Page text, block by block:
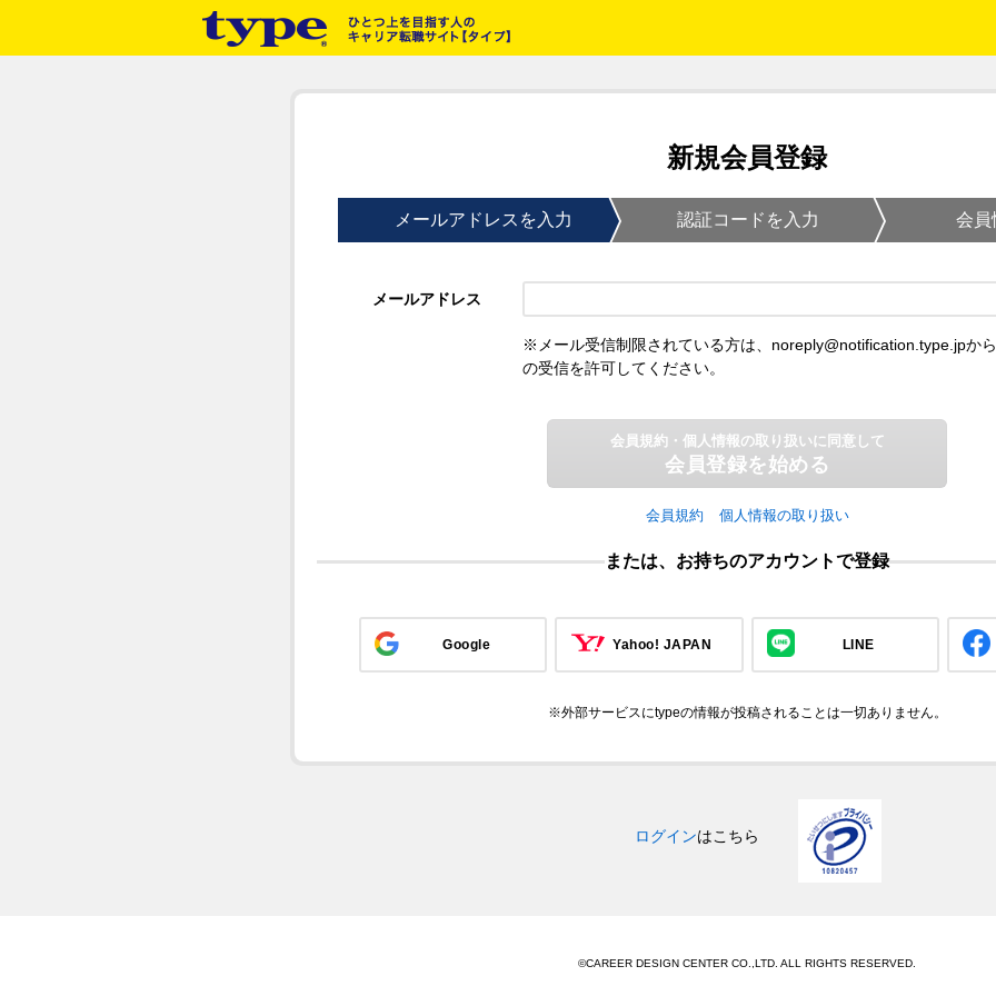
新規会員登録
メールアドレスを入力 認証コードを入力 会員
メールアドレス
※メール受信制限されている方は、noreply@notification.type.jpから
の受信を許可してください。
会員規約・個人情報の取り扱いに同意して
会員登録を始める
会員規約 個人情報の取り扱い
または、お持ちのアカウントで登録
Google Yahoo! JAPAN LINE
※外部サービスにtypeの情報が投稿されることは一切ありません。
ログインはこちら
©CAREER DESIGN CENTER CO.,LTD. ALL RIGHTS RESERVED.